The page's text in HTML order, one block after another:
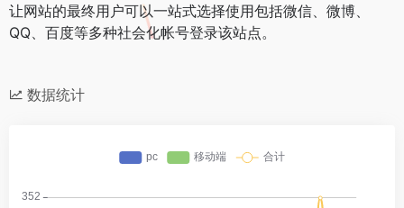
让网站的最终用户可以一站式选择使用包括微信、微博、
QQ、百度等多种社会化帐号登录该站点。
数据统计